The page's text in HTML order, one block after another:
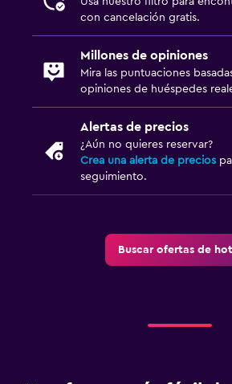
con cancelación gratis.
Millones de opiniones
Mira las puntuaciones
opiniones de huéspedes
Alertas de precios
¿Aún no quieres reservar?
Crea una alerta de precios
seguimiento.
Buscar ofertas de